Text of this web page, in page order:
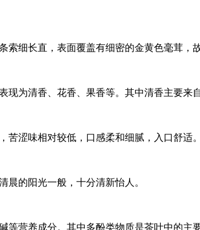
索细长直，表面覆盖有细密的金黄色毫茸，
现为清香、花香、果香等。其中清香主要
苦涩味相对较低，口感柔和细腻，入口舒适。
晨的阳光一般，十分清新怡人。
等营养成分。其中多酚类物质是茶叶中的